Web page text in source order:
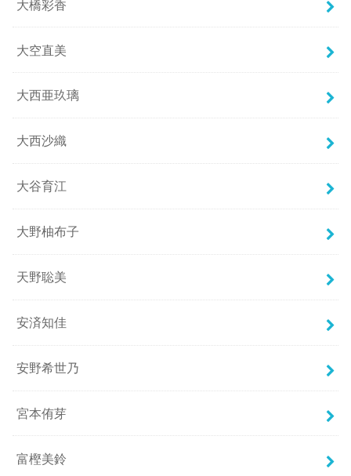
大橋彩香
大空直美
大西亜玖璃
大西沙織
大谷育江
大野柚布子
天野聡美
安済知佳
安野希世乃
宮本侑芽
富樫美鈴